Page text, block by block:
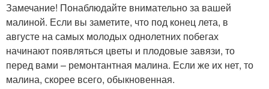
Замечание! Понаблюдайте внимательно за вашей
малиной. Если вы заметите, что под конец лета, в
августе на самых молодых однолетних побегах
начинают появляться цветы и плодовые завязи, то
перед вами – ремонтантная малина. Если же их нет, то
малина, скорее всего, обыкновенная.